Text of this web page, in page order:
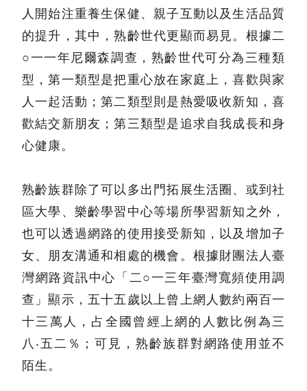
人開始注重養生保健、親子互動以及生活品質
的提升，其中，熟齡世代更顯而易見。根據二
○一一年尼爾森調查，熟齡世代可分為三種類
型，第一類型是把重心放在家庭上，喜歡與家
人一起活動；第二類型則是熱愛吸收新知，喜
歡結交新朋友；第三類型是追求自我成長和身
心健康。
熟齡族群除了可以多出門拓展生活圈、或到社
區大學、樂齡學習中心等場所學習新知之外，
也可以透過網路的使用接受新知，以及增加子
女、朋友溝通和相處的機會。根據財團法人臺
灣網路資訊中心「二○一三年臺灣寬頻使用調
查」顯示，五十五歲以上曾上網人數約兩百一
十三萬人，占全國曾經上網的人數比例為三
八‧五二％；可見，熟齡族群對網路使用並不
陌生。